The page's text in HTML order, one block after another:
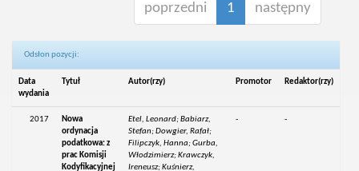
poprzedni 1 następny
Odsłon pozycji:
Data
wydania
Tytuł Autor(rzy) Promotor Redaktor(rzy)
2017
Nowa
ordynacja
podatkowa: z
prac Komisji
Kodyfikacyjnej
Etel, Leonard; Babiarz,
Stefan; Dowgier, Rafał;
Filipczyk, Hanna; Gurba,
Włodzimierz; Krawczyk,
Ireneusz; Kuśnierz,
- -